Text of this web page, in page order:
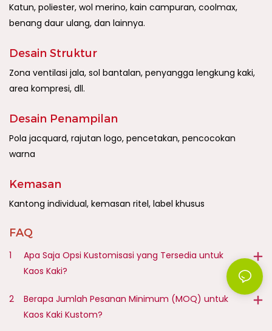
Katun, poliester, wol merino, kain campuran, coolmax,
benang daur ulang, dan lainnya.
Desain Struktur
Zona ventilasi jala, sol bantalan, penyangga lengkung kaki,
area kompresi, dll.
Desain Penampilan
Pola jacquard, rajutan logo, pencetakan, pencocokan
warna
Kemasan
Kantong individual, kemasan ritel, label khusus
FAQ
1
Apa Saja Opsi Kustomisasi yang Tersedia untuk
Kaos Kaki?
2
Berapa Jumlah Pesanan Minimum (MOQ) untuk
Kaos Kaki Kustom?